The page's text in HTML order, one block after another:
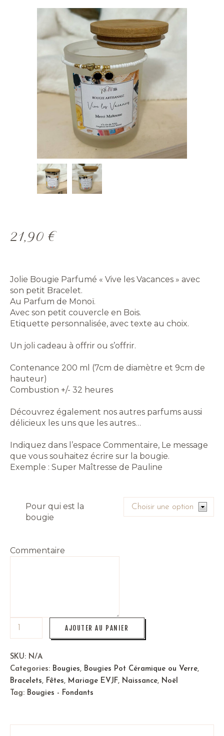
21,90 €
Jolie Bougie Parfumé « Vive les Vacances » avec
son petit Bracelet.
Au Parfum de Monoï.
Avec son petit couvercle en Bois.
Etiquette personnalisée, avec texte au choix.
Un joli cadeau à offrir ou s’offrir.
Contenance 200 ml (7cm de diamètre et 9cm de
hauteur)
Combustion +/- 32 heures
Découvrez également nos autres parfums aussi
délicieux les uns que les autres…
Indiquez dans l’espace Commentaire, Le message
que vous souhaitez écrire sur la bougie.
Exemple : Super Maîtresse de Pauline
Pour qui est la
bougie
Commentaire
AJOUTER AU PANIER
SKU: N/A
Categories: Bougies, Bougies Pot Céramique ou Verre,
Bracelets, Fêtes, Mariage EVJF, Naissance, Noël
Tag: Bougies - Fondants